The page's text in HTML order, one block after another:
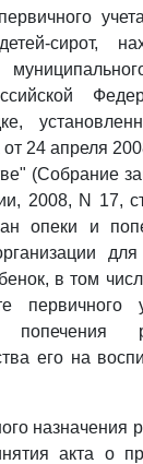
сирот,
24 апреля
(Собрание
2008, N 17,
опеки и
для
в том
первичного
попечения
его на
назначения
акта о